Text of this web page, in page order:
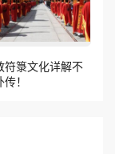
符箓文化详解不
！